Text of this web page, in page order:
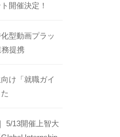
開催決定！
型動画プラッ
提携
け「就職ガイ
5/13開催上智大